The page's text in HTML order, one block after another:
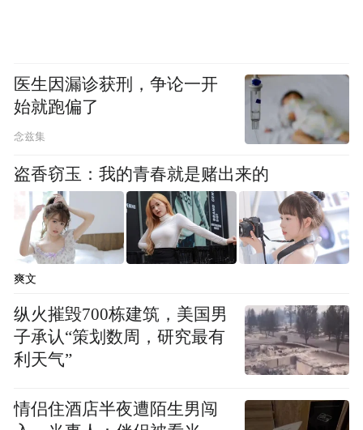
医生因漏诊获刑，争论一开
始就跑偏了
念兹集
盗香窃玉：我的青春就是赌出来的
爽文
纵火摧毁700栋建筑，美国男
子承认“策划数周，研究最有
利天气”
情侣住酒店半夜遭陌生男闯